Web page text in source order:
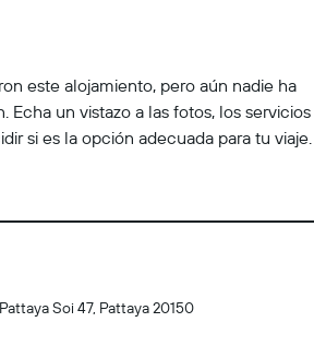
este alojamiento, pero aún nadie ha
Echa un vistazo a las fotos, los servicios
si es la opción adecuada para tu viaje.
Soi 47, Pattaya 20150